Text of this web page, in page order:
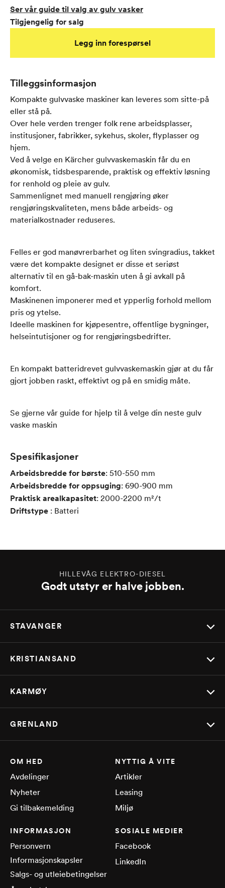
Ser vår guide til valg av gulv vasker
Tilgjengelig for salg
Legg inn forespørsel
Tilleggsinformasjon
Kompakte gulvvaske maskiner kan leveres som sitte-på
eller stå på.
Over hele verden trenger folk rene arbeidsplasser,
institusjoner, fabrikker, sykehus, skoler, flyplasser og
hjem.
Ved å velge en Kärcher gulvvaskemaskin får du en
økonomisk, tidsbesparende, praktisk og effektiv løsning
for renhold og pleie av gulv.
Sammenlignet med manuell rengjøring øker
rengjøringskvaliteten, mens både arbeids- og
materialkostnader reduseres.
Felles er god manøvrerbarhet og liten svingradius, takket
være det kompakte designet er disse et seriøst
alternativ til en gå-bak-maskin uten å gi avkall på
komfort.
Maskinenen imponerer med et ypperlig forhold mellom
pris og ytelse.
Ideelle maskinen for kjøpesentre, offentlige bygninger,
helseintutisjoner og for rengjøringsbedrifter.
En kompakt batteridrevet gulvvaskemaskin gjør at du får
gjort jobben raskt, effektivt og på en smidig måte.
Se gjerne vår guide for hjelp til å velge din neste gulv
vaske maskin
Spesifikasjoner
Arbeidsbredde for børste: 510-550 mm
Arbeidsbredde for oppsuging: 690-900 mm
Praktisk arealkapasitet: 2000-2200 m²/t
Driftstype : Batteri
HILLEVÅG ELEKTRO-DIESEL
Godt utstyr er halve jobben.
STAVANGER
KRISTIANSAND
KARMØY
GRENLAND
OM HED
Avdelinger
Nyheter
Gi tilbakemelding
NYTTIG Å VITE
Artikler
Leasing
Miljø
INFORMASJON
Personvern
Informasjonskapsler
Salgs- og utleiebetingelser
SOSIALE MEDIER
Facebook
LinkedIn